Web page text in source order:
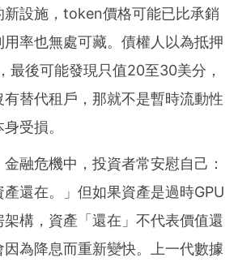
新設施，token價格可能已比承銷
率也無處可藏。債權人以為抵押
最後可能發現只值20至30美分，
替代租戶，那就不是暫時流動性
受損。
融危機中，投資者常安慰自己：
產還在。」但如果資產是過時GPU
構，資產「還在」不代表價值還
為降息而重新變快。上一代數據